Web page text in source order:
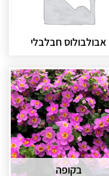
אבולבולוס חבלבלי
בקופה